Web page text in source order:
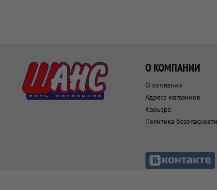
О КОМПАНИИ
О компании
Адреса магазинов
Карьера
Политика безопасности